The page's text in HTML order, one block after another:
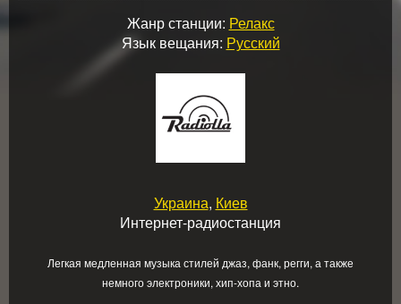
Жанр станции: Релакс
Язык вещания: Русский
Украина, Киев
Интернет-радиостанция
Легкая медленная музыка стилей джаз, фанк, регги, а также
немного электроники, хип-хопа и этно.